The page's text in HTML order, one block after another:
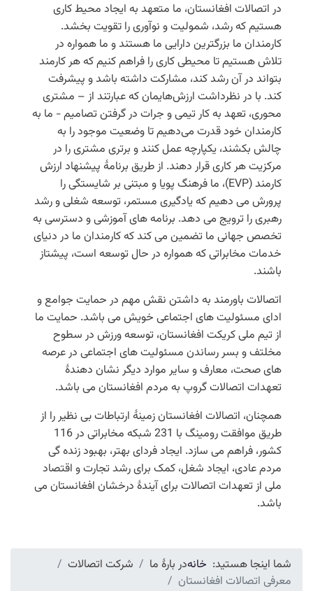
در اتصالات افغانستان، ما متعهد به ایجاد محیط کاری
هستیم که رشد، شمولیت و نوآوری را تقویت بخشد.
کارمندان ما بزرگترین دارایی ما هستند و ما همواره در
تلاش هستیم تا محیطی کاری را فراهم کنیم که هر کارمند
بتواند در آن رشد کند، مشارکت داشته باشد و پیشرفت
کند. با در نظرداشت ارزش‌هایمان که عبارتند از – مشتری
محوری، تعهد به کار تیمی و جرات در گرفتن تصامیم - ما به
کارمندان خود قدرت می‌دهیم تا وضعیت موجود را به
چالش بکشند، یکپارچه عمل کنند و برتری مشتری را در
مرکزیت هر کاری قرار دهند. از طریق برنامۀ پیشنهاد ارزش
کارمند (EVP)، ما فرهنگ پویا و مبتنی بر شایستگی را
پرورش می دهیم که یادگیری مستمر، توسعه شغلی و رشد
رهبری را ترویج می دهد. برنامه های آموزشی و دسترسی به
تخصص جهانی ما تضمین می کند که کارمندان ما در دنیای
خدمات مخابراتی که همواره در حال توسعه است، پیشتاز
باشند.
اتصالات باورمند به داشتن نقش مهم در حمایت جوامع و
ادای مسئولیت های اجتماعی خویش می باشد. حمایت ما
از تیم ملی کریکت افغانستان، توسعه ورزش در سطوح
مخلتف و بسر رساندن مسئولیت های اجتماعی در عرصه
های صحت، معارف و سایر موارد دیگر نشان دهندۀ
تعهدات اتصالات گروپ به مردم افغانستان می باشد.
همچنان، اتصالات افغانستان زمینۀ ارتباطات بی نظیر را از
طریق موافقت رومینگ با 231 شبکه مخابراتی در 116
کشور، فراهم می سازد. ایجاد فردای بهتر، بهبود زنده گی
مردم عادی، ایجاد شغل، کمک برای رشد تجارت و اقتصاد
ملی از تعهدات اتصالات برای آیندۀ درخشان افغانستان می
باشد.
شما اینجا هستید: خانهدر بارۀ ما
شرکت اتصالات
معرفی اتصالات افغانستان